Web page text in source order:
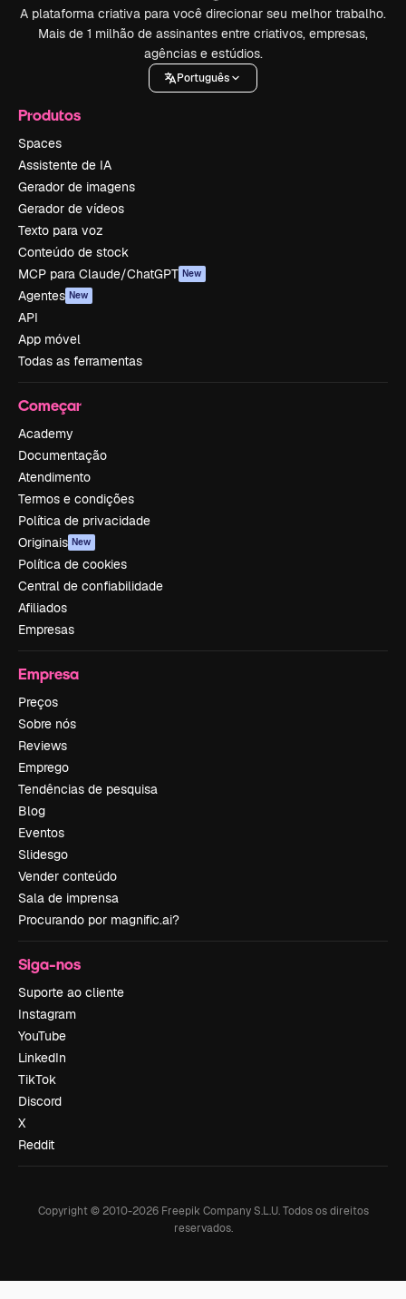
A plataforma criativa para você direcionar seu melhor trabalho.
Mais de 1 milhão de assinantes entre criativos, empresas,
agências e estúdios.
Português
Produtos
Spaces
Assistente de IA
Gerador de imagens
Gerador de vídeos
Texto para voz
Conteúdo de stock
MCP para Claude/ChatGPT New
Agentes New
API
App móvel
Todas as ferramentas
Começar
Academy
Documentação
Atendimento
Termos e condições
Política de privacidade
Originais New
Política de cookies
Central de confiabilidade
Afiliados
Empresas
Empresa
Preços
Sobre nós
Reviews
Emprego
Tendências de pesquisa
Blog
Eventos
Slidesgo
Vender conteúdo
Sala de imprensa
Procurando por magnific.ai?
Siga-nos
Suporte ao cliente
Instagram
YouTube
LinkedIn
TikTok
Discord
X
Reddit
Copyright © 2010-2026Freepik Company S.L.U. Todos os direitos
reservados.